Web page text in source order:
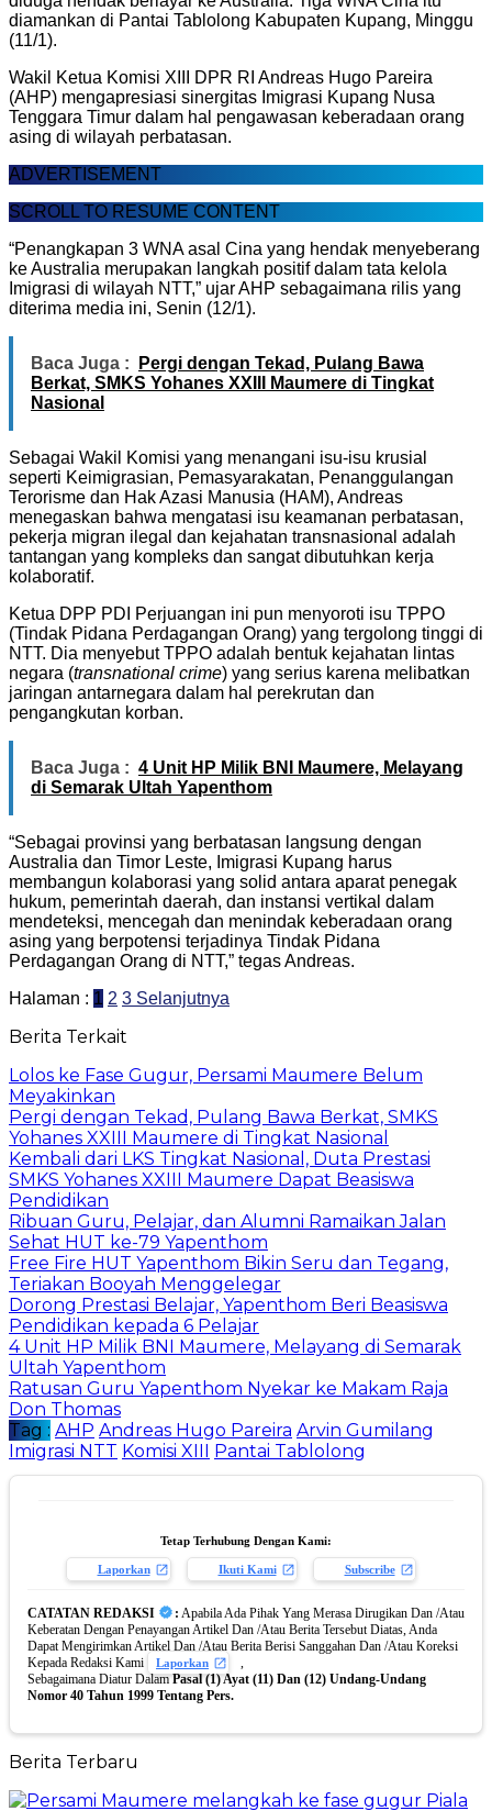
diamankan di Pantai Tablolong Kabupaten Kupang, Minggu
(11/1).
Wakil Ketua Komisi XIII DPR RI Andreas Hugo Pareira
(AHP) mengapresiasi sinergitas Imigrasi Kupang Nusa
Tenggara Timur dalam hal pengawasan keberadaan orang
asing di wilayah perbatasan.
ADVERTISEMENT
SCROLL TO RESUME CONTENT
“Penangkapan 3 WNA asal Cina yang hendak menyeberang
ke Australia merupakan langkah positif dalam tata kelola
Imigrasi di wilayah NTT,” ujar AHP sebagaimana rilis yang
diterima media ini, Senin (12/1).
Baca Juga :
Pergi dengan Tekad, Pulang Bawa
Berkat, SMKS Yohanes XXIII Maumere di Tingkat
Nasional
Sebagai Wakil Komisi yang menangani isu-isu krusial
seperti Keimigrasian, Pemasyarakatan, Penanggulangan
Terorisme dan Hak Azasi Manusia (HAM), Andreas
menegaskan bahwa mengatasi isu keamanan perbatasan,
pekerja migran ilegal dan kejahatan transnasional adalah
tantangan yang kompleks dan sangat dibutuhkan kerja
kolaboratif.
Ketua DPP PDI Perjuangan ini pun menyoroti isu TPPO
(Tindak Pidana Perdagangan Orang) yang tergolong tinggi di
NTT. Dia menyebut TPPO adalah bentuk kejahatan lintas
negara (transnational crime) yang serius karena melibatkan
jaringan antarnegara dalam hal perekrutan dan
pengangkutan korban.
Baca Juga : 4 Unit HP Milik BNI Maumere, Melayang
di Semarak Ultah Yapenthom
“Sebagai provinsi yang berbatasan langsung dengan
Australia dan Timor Leste, Imigrasi Kupang harus
membangun kolaborasi yang solid antara aparat penegak
hukum, pemerintah daerah, dan instansi vertikal dalam
mendeteksi, mencegah dan menindak keberadaan orang
asing yang berpotensi terjadinya Tindak Pidana
Perdagangan Orang di NTT,” tegas Andreas.
Halaman : 1 2 3 Selanjutnya
Berita Terkait
Lolos ke Fase Gugur, Persami Maumere Belum
Meyakinkan
Pergi dengan Tekad, Pulang Bawa Berkat, SMKS
Yohanes XXIII Maumere di Tingkat Nasional
Kembali dari LKS Tingkat Nasional, Duta Prestasi
SMKS Yohanes XXIII Maumere Dapat Beasiswa
Pendidikan
Ribuan Guru, Pelajar, dan Alumni Ramaikan Jalan
Sehat HUT ke-79 Yapenthom
Free Fire HUT Yapenthom Bikin Seru dan Tegang,
Teriakan Booyah Menggelegar
Dorong Prestasi Belajar, Yapenthom Beri Beasiswa
Pendidikan kepada 6 Pelajar
4 Unit HP Milik BNI Maumere, Melayang di Semarak
Ultah Yapenthom
Ratusan Guru Yapenthom Nyekar ke Makam Raja
Don Thomas
Tag : AHP Andreas Hugo Pareira Arvin Gumilang
Imigrasi NTT Komisi XIII Pantai Tablolong
Tetap Terhubung Dengan Kami:
Laporkan Ikuti Kami Subscribe
CATATAN REDAKSI : Apabila Ada Pihak Yang Merasa Dirugikan Dan /Atau
Keberatan Dengan Penayangan Artikel Dan /Atau Berita Tersebut Diatas, Anda
Dapat Mengirimkan Artikel Dan /Atau Berita Berisi Sanggahan Dan /Atau Koreksi
Kepada Redaksi Kami
Laporkan
,
Sebagaimana Diatur DalamPasal (1) Ayat (11) Dan (12) Undang-Undang
Nomor 40 Tahun 1999 Tentang Pers.
Berita Terbaru